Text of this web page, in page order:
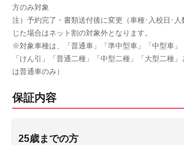
方のみ対象
注）予約完了・書類送付後に変更（車種･入校日･
じた場合はネット割の対象外となります。
※対象車種は、「普通車」「準中型車」「中型車」
「けん引」「普通二種」「中型二種」「大型二種
は普通車のみ）
保証内容
25歳までの方